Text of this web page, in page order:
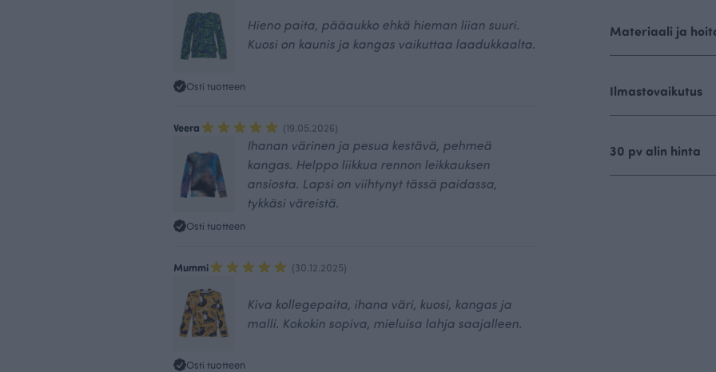
Hieno paita, pääaukko ehkä hieman liian suuri.
Kuosi on kaunis ja kangas vaikuttaa laadukkaalta.
Osti tuotteen
Veera (19.05.2026)
Ihanan värinen ja pesua kestävä, pehmeä
kangas. Helppo liikkua rennon leikkauksen
ansiosta. Lapsi on viihtynyt tässä paidassa,
tykkäsi väreistä.
Osti tuotteen
Mummi (30.12.2025)
Kiva kollegepaita, ihana väri, kuosi, kangas ja
malli. Kokokin sopiva, mieluisa lahja saajalleen.
Osti tuotteen
Materiaali ja
Ilmastovaikutus
30 pv alin hinta